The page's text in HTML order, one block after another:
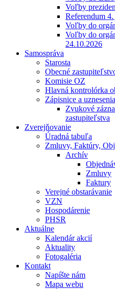
Voľby
Referendum
Voľby do
Voľby do
24.10.2026
Samospráva
Starosta
Obecné
Komisie OZ
Hlavná kontrolórka
Zápisnice a uznesenia
Zvukové
zastupiteľstva
Zverejňovanie
Úradná tabuľa
Zmluvy, Faktúry,
Archív
Zmluvy
Faktury
Verejné obstarávanie
VZN
Hospodárenie
PHSR
Aktuálne
Kalendár akcií
Aktuality
Fotogaléria
Kontakt
Napíšte nám
Mapa webu